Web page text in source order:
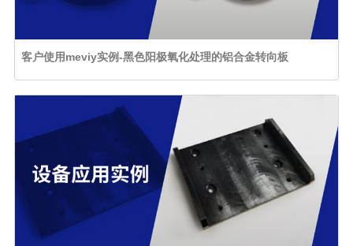
客户使用meviy实例-黑色阳极氧化处理的铝合金转向板